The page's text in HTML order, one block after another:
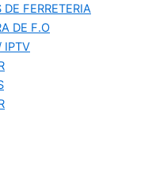
FERRETERIA
DE F.O
IPTV